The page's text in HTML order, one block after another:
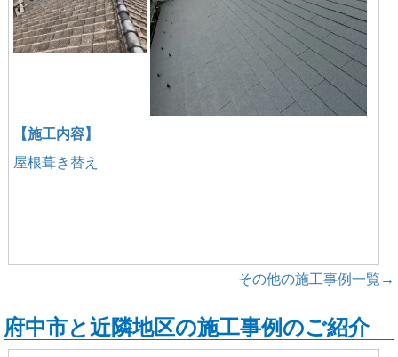
【施工内容】
屋根葺き替え
その他の施工事例一覧→
府中市と近隣地区の施工事例のご紹介